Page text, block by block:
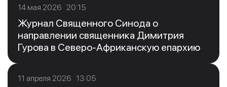
14 мая 2026 20:15
Журнал Священного Синода о
направлении священника Димитрия
Гурова в Северо-Африканскую епархию
11 апреля 2026 13:05